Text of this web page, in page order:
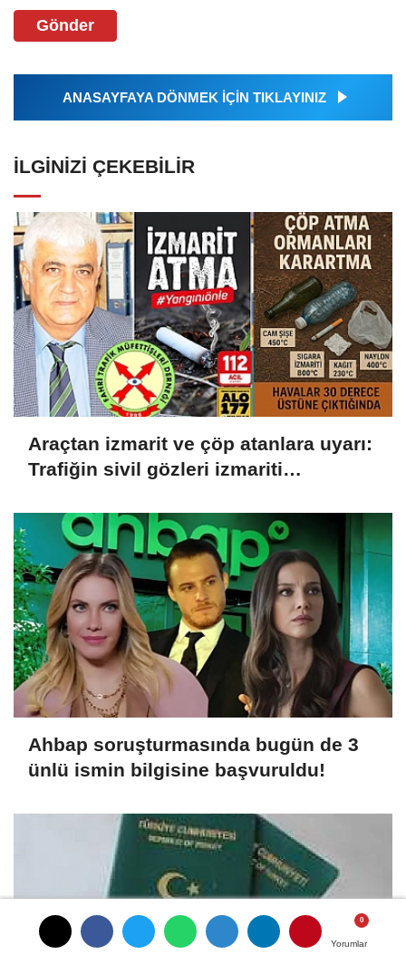
Yorumlar
Yorumlar
Gönder
ANASAYFAYA DÖNMEK İÇİN TIKLAYINIZ
İLGINIZI ÇEKEBILIR
Araçtan izmarit ve çöp atanlara uyarı:
Trafiğin sivil gözleri izmariti
Ahbap soruşturmasında bugün de 3
ünlü ismin bilgisine başvuruldu!